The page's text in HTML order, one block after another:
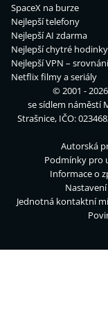
SpaceX na burze
Nejlepší telefony
Nejlepší AI zdarma
Nejlepší chytré hodinky
Nejlepší VPN – srovnání
Netflix filmy a seriály
© 2001 -
se sídlem náměstí
Strašnice, IČO:
Autorská
Podmínky pro
Informace o
Jednotná kontaktní